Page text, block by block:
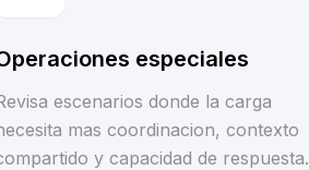
especiales
escenarios donde la carga
mas coordinacion, contexto
y capacidad de respuesta.